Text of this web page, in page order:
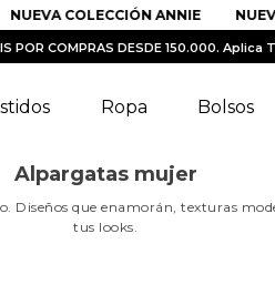
NUEVA COLECCIÓN ANNIE
POR COMPRAS DESDE 150.000. Aplica
Ropa Bolsos
Alpargatas mujer
Diseños que enamorán, texturas
tus looks.